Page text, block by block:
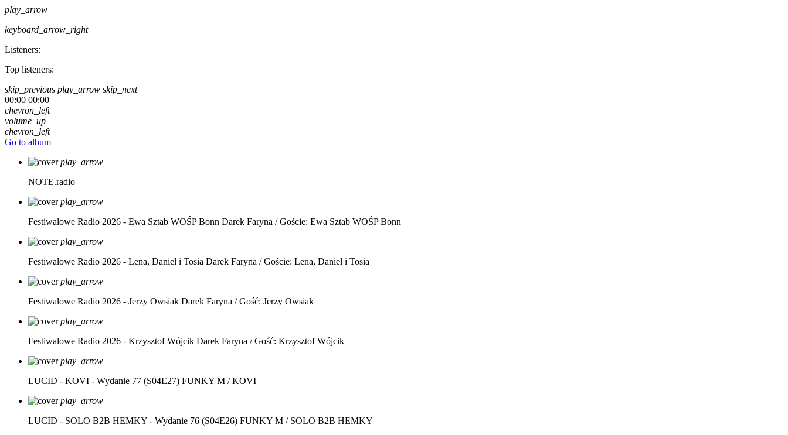
play_arrow
keyboard_arrow_right
Listeners:
Top listeners:
skip_previous play_arrow skip_next
00:00 00:00
chevron_left
volume_up
chevron_left
Go to album
play_arrow
NOTE.radio
play_arrow
Festiwalowe Radio 2026 - Ewa Sztab WOŚP Bonn Darek Faryna / Goście: Ewa Sztab WOŚP Bonn
play_arrow
Festiwalowe Radio 2026 - Lena, Daniel i Tosia Darek Faryna / Goście: Lena, Daniel i Tosia
play_arrow
Festiwalowe Radio 2026 - Jerzy Owsiak Darek Faryna / Gość: Jerzy Owsiak
play_arrow
Festiwalowe Radio 2026 - Krzysztof Wójcik Darek Faryna / Gość: Krzysztof Wójcik
play_arrow
LUCID - KOVI - Wydanie 77 (S04E27) FUNKY M / KOVI
play_arrow
LUCID - SOLO B2B HEMKY - Wydanie 76 (S04E26) FUNKY M / SOLO B2B HEMKY